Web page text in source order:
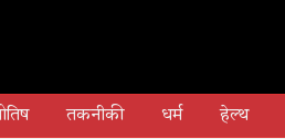
तकनीकी धर्म हेल्थ